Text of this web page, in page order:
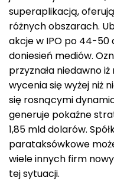
superaplikacją,
różnych obszarach.
akcje w IPO po 44-50
doniesień mediów.
przyznała niedawno
wycenia się wyżej niż
się rosnącymi
generuje pokaźne
1,85 mld dolarów.
parataksówkowe
wiele innych firm
tej sytuacji.